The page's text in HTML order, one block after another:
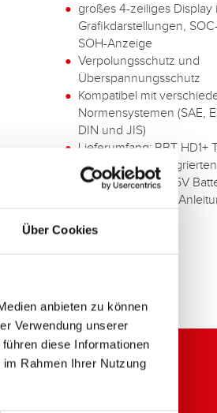
Über Cookies
anbieten zu können
Verwendung unserer
diese Informationen
Rahmen Ihrer Nutzung
großes 4-zeiliges Display
Grafikdarstellungen,
SOH-Anzeige
Verpolungsschutz und
Überspannungsschutz
Kompatibel mit
Normensystemen (SAE,
DIN und JIS)
Lieferumfang: BBT HD1+
Papierrolle für
PC Software, 6x 1,5V
Hartschalenkoffer,